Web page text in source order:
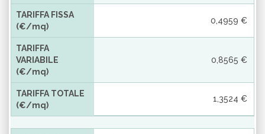
TARIFFA FISSA
(€/mq)
0,4959 €
TARIFFA
VARIABILE
(€/mq)
0,8565 €
TARIFFA TOTALE
(€/mq)
1,3524 €